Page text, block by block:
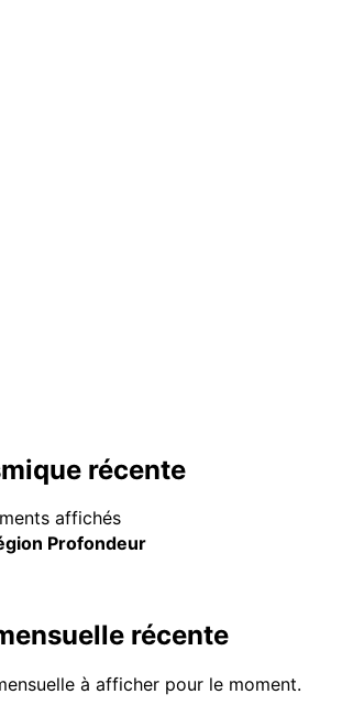
récente
affichés
Profondeur
récente
à afficher pour le moment.